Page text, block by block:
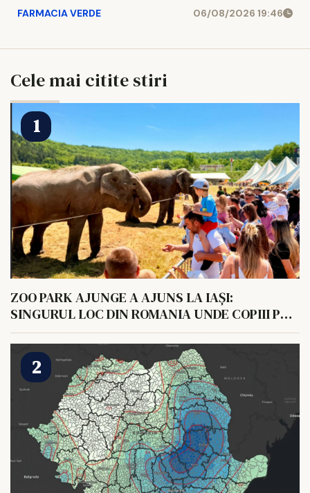
FARMACIA VERDE 06/08/2026 19:46
Cele mai citite stiri
ZOO PARK AJUNGE A AJUNS LA IAȘI:
SINGURUL LOC DIN ROMANIA UNDE COPIII POT
HRANI UN ELEFANT